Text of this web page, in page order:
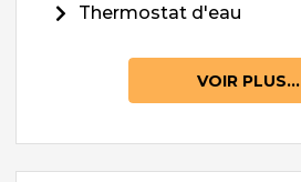
Thermostat d'eau
VOIR PLUS...